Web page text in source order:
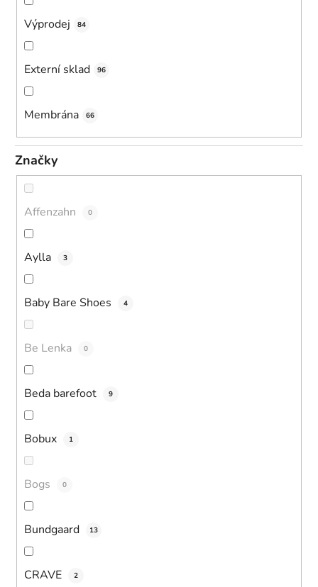
Výprodej 84
Externí sklad 96
Membrána 66
Značky
Affenzahn 0
Aylla 3
Baby Bare Shoes 4
Be Lenka 0
Beda barefoot 9
Bobux 1
Bogs 0
Bundgaard 13
CRAVE 2